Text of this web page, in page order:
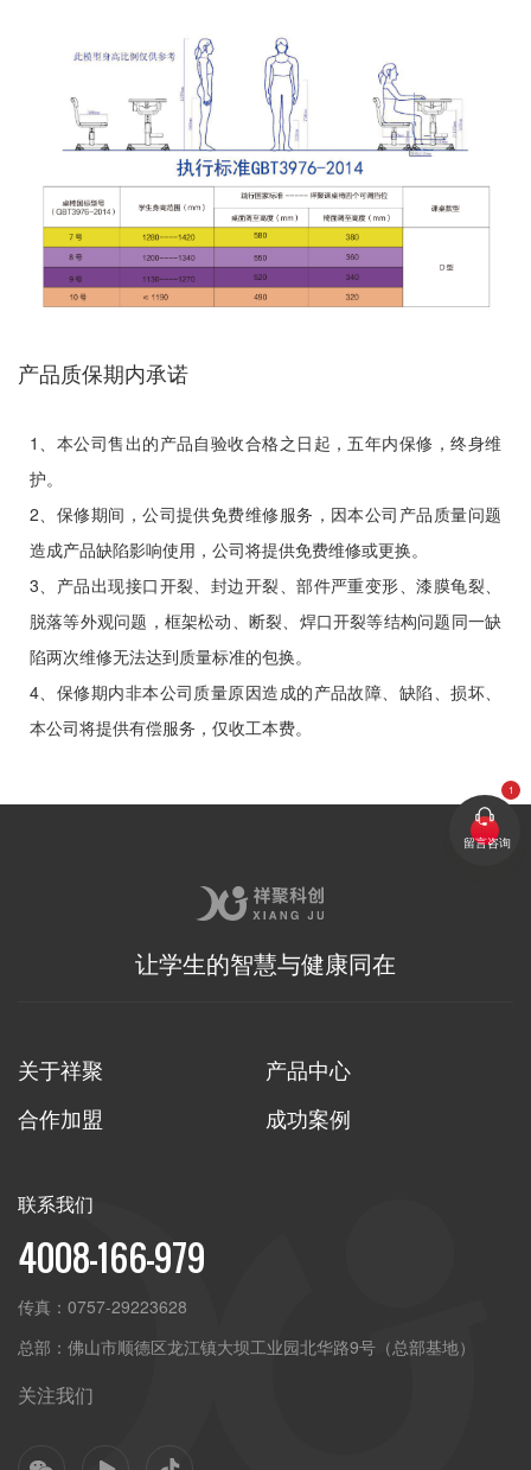
产品质保期内承诺
1、本公司售出的产品自验收合格之日起，五年内保修，终身维
护。
2、保修期间，公司提供免费维修服务，因本公司产品质量问题
造成产品缺陷影响使用，公司将提供免费维修或更换。
3、产品出现接口开裂、封边开裂、部件严重变形、漆膜龟裂、
脱落等外观问题，框架松动、断裂、焊口开裂等结构问题同一缺
陷两次维修无法达到质量标准的包换。
4、保修期内非本公司质量原因造成的产品故障、缺陷、损坏、
本公司将提供有偿服务，仅收工本费。
让学生的智慧与健康同在
关于祥聚
产品中心
合作加盟
成功案例
联系我们
4008-166-979
传真： 0757-29223628
总部： 佛山市顺德区龙江镇大坝工业园北华路9号（总部基地）
关注我们
留言咨询